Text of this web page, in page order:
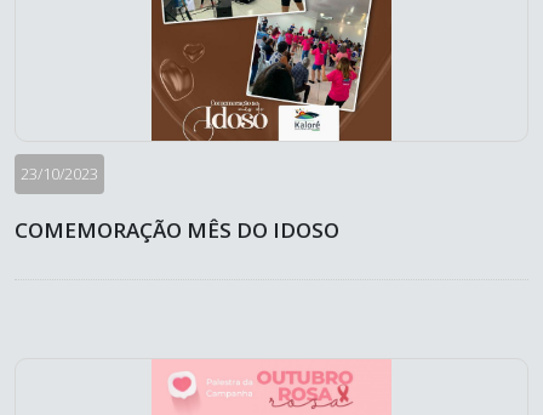
23/10/2023
COMEMORAÇÃO MÊS DO IDOSO